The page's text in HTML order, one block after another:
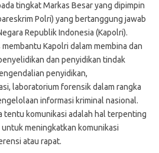
tingkat Markas Besar yang dipimpin
Polri) yang bertanggung jawab
Republik Indonesia (Kapolri).
Kapolri dalam membina dan
dan penyidikan tindak
penyidikan,
laboratorium forensik dalam rangka
informasi kriminal nasional.
tentu komunikasi adalah hal terpenting
untuk meningkatkan komunikasi
atau rapat.